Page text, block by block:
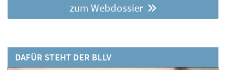
zum Webdossier
DAFÜR STEHT DER BLLV